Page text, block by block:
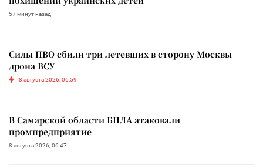
57 минут назад
Силы ПВО сбили три летевших в сторону Москвы
дрона ВСУ
8 августа 2026, 06:59
В Самарской области БПЛА атаковали
промпредприятие
8 августа 2026, 06:47